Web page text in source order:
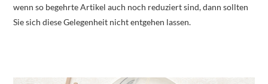
wenn so begehrte Artikel auch noch reduziert sind, dann sollten
Sie sich diese Gelegenheit nicht entgehen lassen.